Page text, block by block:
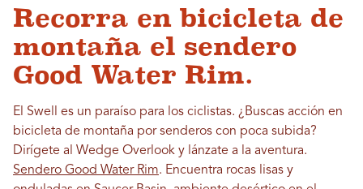
Recorra en bicicleta de
montaña el sendero
Good Water Rim.
El Swell es un paraíso para los ciclistas. ¿Buscas acción en
bicicleta de montaña por senderos con poca subida?
Dirígete al Wedge Overlook y lánzate a la aventura.
Sendero Good Water Rim. Encuentra rocas lisas y